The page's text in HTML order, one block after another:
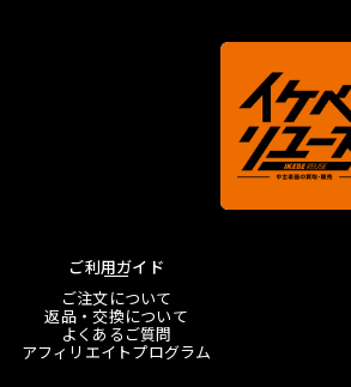
ご利用ガイド
ご注文について
返品・交換について
よくあるご質問
アフィリエイトプログラム